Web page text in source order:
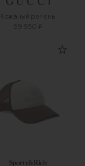
Кожаный ремень
69 950 ₽